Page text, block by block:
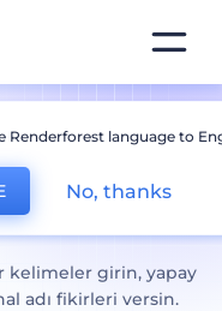
Önerileri
kelimeler girin, yapay
adı fikirleri versin.
Renderforest language to
No, thanks